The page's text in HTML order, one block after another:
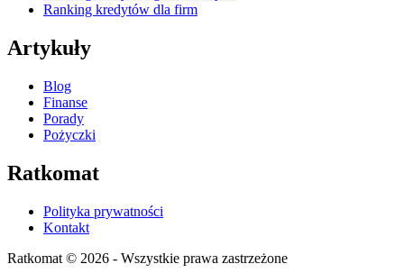
Ranking kredytów dla firm
Artykuły
Blog
Finanse
Porady
Pożyczki
Ratkomat
Polityka prywatności
Kontakt
Ratkomat © 2026 - Wszystkie prawa zastrzeżone